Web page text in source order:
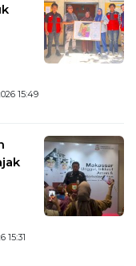
15:49
15:31